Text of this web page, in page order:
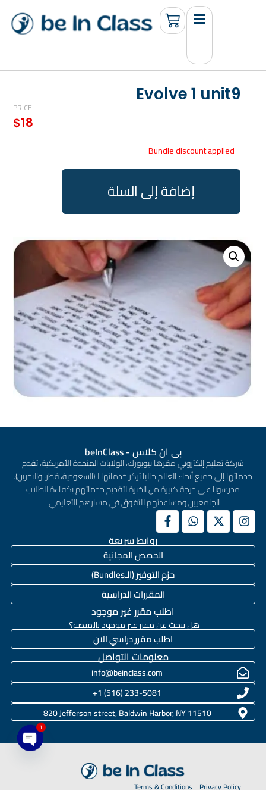
Evolve 1 unit9
PRICE
$18
Bundle discount applied
إضافة إلى السلة
بى ان كلاس - beInClass
شركة تعليم إلكتروني مقرها نيويورك، الولايات المتحدة الأمريكية، تقدم
خدماتها إلى جميع أنحاء العالم حاليا تركز خدماتها لـ(السعودية، قطر، والبحرين).
مدرسونا على درجة كبيرة من الخبرة لتقديم خدماتهم بكفاءة للطلاب
الجامعيين ومساعدتهم للتفوق في مسارهم التعليمي.
روابط سريعة
الحصص المجانية
حزم التوفير (الـBundles)
المقررات الدراسية
اطلب مقرر غير موجود
هل تبحث عن مقرر غير موجود بالمنصة؟
اطلب مقرر دراسي الان
معلومات التواصل
info@beinclass.com
233-5081 (516) 1+
820 Jefferson street, Baldwin Harbor, NY 11510
Privacy Policy
Terms & Conditions
chaty
1